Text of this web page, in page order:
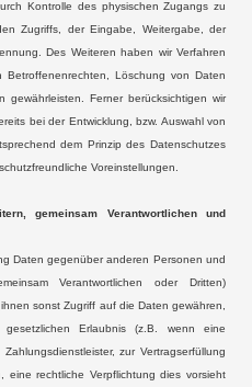
Kontrolle des physischen Zugangs zu
Zugriffs, der Eingabe, Weitergabe, der
Des Weiteren haben wir Verfahren
Löschung von Daten
Ferner berücksichtigen wir
bei der Entwicklung, bzw. Auswahl von
dem Prinzip des Datenschutzes
Voreinstellungen.
gemeinsam Verantwortlichen und
Daten gegenüber anderen Personen und
Verantwortlichen oder Dritten)
sonst Zugriff auf die Daten gewähren,
Erlaubnis (z.B. wenn eine
zur Vertragserfüllung
eine rechtliche Verpflichtung dies vorsieht